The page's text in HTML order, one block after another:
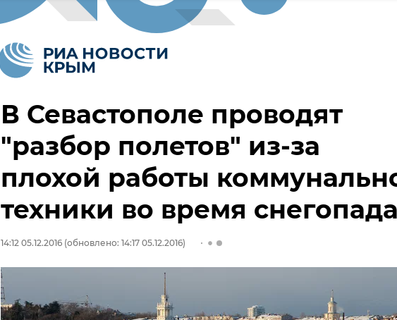
В Севастополе проводят
"разбор полетов" из-за
плохой работы
техники во время
14:12 05.12.2016 (обновлено: 14:17 05.12.2016)